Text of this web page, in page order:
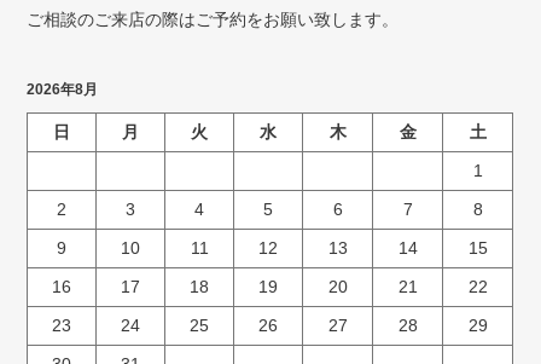
ご相談のご来店の際はご予約をお願い致します。
2026年8月
日 月 火 水 木 金
土
1
2
3 4 5 6 7
8
9
10 11 12 13 14
15
16
17 18 19 20 21
22
23
24 25 26 27 28
29